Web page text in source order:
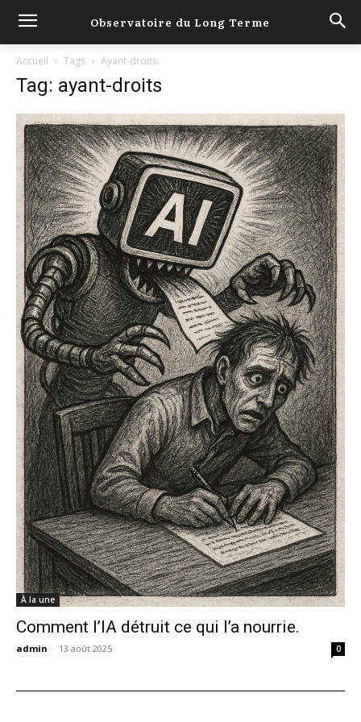
Observatoire du Long Terme
Accueil Tags Ayant-droits
Tag: ayant-droits
À la une
Comment l’IA détruit ce qui l’a nourrie.
admin - 13 août 2025 0